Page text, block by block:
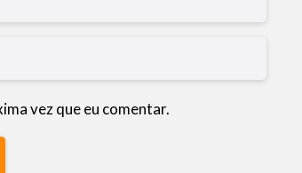
vez que eu comentar.